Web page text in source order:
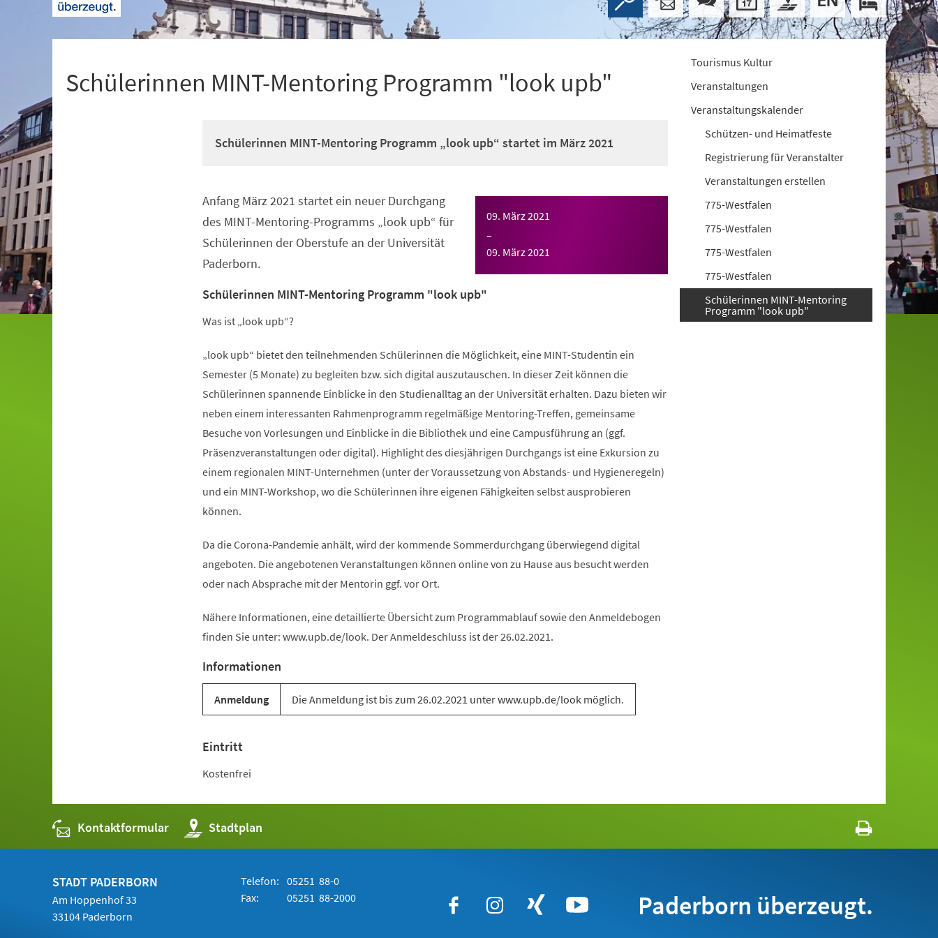
Schülerinnen MINT-Mentoring Programm "look upb"
Schülerinnen MINT-Mentoring Programm „look upb“ startet im März 2021
09. März 2021
–
09. März 2021
Anfang März 2021 startet ein neuer Durchgang
des MINT-Mentoring-Programms „look upb“ für
Schülerinnen der Oberstufe an der Universität
Paderborn.
Schülerinnen MINT-Mentoring Programm "look upb"
Was ist „look upb“?
„look upb“ bietet den teilnehmenden Schülerinnen die Möglichkeit, eine MINT-Studentin ein
Semester (5 Monate) zu begleiten bzw. sich digital auszutauschen. In dieser Zeit können die
Schülerinnen spannende Einblicke in den Studienalltag an der Universität erhalten. Dazu bieten wir
neben einem interessanten Rahmenprogramm regelmäßige Mentoring-Treffen, gemeinsame
Besuche von Vorlesungen und Einblicke in die Bibliothek und eine Campusführung an (ggf.
Präsenzveranstaltungen oder digital). Highlight des diesjährigen Durchgangs ist eine Exkursion zu
einem regionalen MINT-Unternehmen (unter der Voraussetzung von Abstands- und Hygieneregeln)
und ein MINT-Workshop, wo die Schülerinnen ihre eigenen Fähigkeiten selbst ausprobieren
können.
Da die Corona-Pandemie anhält, wird der kommende Sommerdurchgang überwiegend digital
angeboten. Die angebotenen Veranstaltungen können online von zu Hause aus besucht werden
oder nach Absprache mit der Mentorin ggf. vor Ort.
Nähere Informationen, eine detaillierte Übersicht zum Programmablauf sowie den Anmeldebogen
finden Sie unter: www.upb.de/look. Der Anmeldeschluss ist der 26.02.2021.
Informationen
Anmeldung Die Anmeldung ist bis zum 26.02.2021 unter www.upb.de/look möglich.
Eintritt
Kostenfrei
Tourismus Kultur
Veranstaltungen
Veranstaltungskalender
Schützen- und Heimatfeste
Registrierung für Veranstalter
Veranstaltungen erstellen
775-Westfalen
775-Westfalen
775-Westfalen
775-Westfalen
Schülerinnen MINT-Mentoring
Programm "look upb"
Kontaktformular Stadtplan
(Öffnet
in
einem
STADT PADERBORN
Am Hoppenhof 33
33104 Paderborn
Telefon: 05251 88-0
Fax:
05251 88-2000 Paderborn überzeugt.